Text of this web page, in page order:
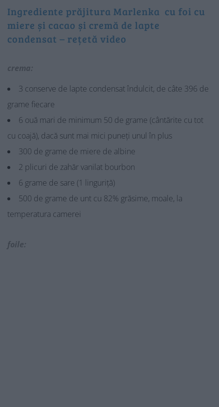
Ingrediente prăjitura Marlenka cu foi cu
miere și cacao și cremă de lapte
condensat – rețetă video
crema:
3 conserve de lapte condensat îndulcit, de câte 396 de
grame fiecare
6 ouă mari de minimum 50 de grame (cântărite cu tot
cu coajă), dacă sunt mai mici puneți unul în plus
300 de grame de miere de albine
2 plicuri de zahăr vanilat bourbon
6 grame de sare (1 linguriță)
500 de grame de unt cu 82% grăsime, moale, la
temperatura camerei
foile: